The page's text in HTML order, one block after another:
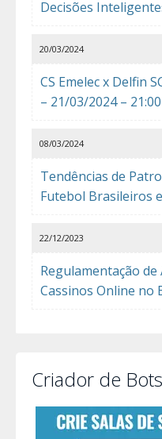
Decisões
CS Emelec x Delfin
– 21/03/2024 – 21:00
20/03/2024
Tendências de
Futebol Brasileiros
08/03/2024
Regulamentação
Cassinos Online no
22/12/2023
Criador de Bots